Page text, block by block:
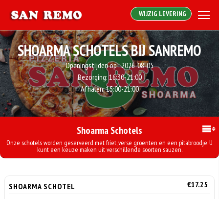
WIJZIG LEVERING
SHOARMA SCHOTELS BIJ SANREMO
Openingstijden op :2026-08-05
Bezorging: 16:30-21:00
Afhalen:15:00-21:00
Shoarma Schotels
Onze schotels worden geserveerd met friet, verse groenten en een pitabroodje. U
kunt een keuze maken uit verschillende soorten sauzen.
SHOARMA SCHOTEL €17.25